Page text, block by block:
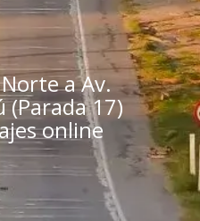
a Av.
(Parada 17)
online